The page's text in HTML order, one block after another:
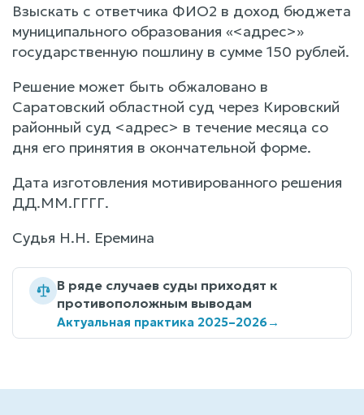
Взыскать с ответчика ФИО2 в доход бюджета
муниципального образования «<адрес>»
государственную пошлину в сумме 150 рублей.
Решение может быть обжаловано в
Саратовский областной суд через Кировский
районный суд <адрес> в течение месяца со
дня его принятия в окончательной форме.
Дата изготовления мотивированного решения
ДД.ММ.ГГГГ.
Судья Н.Н. Еремина
В ряде случаев суды приходят к
противоположным выводам
Актуальная практика 2025–2026→